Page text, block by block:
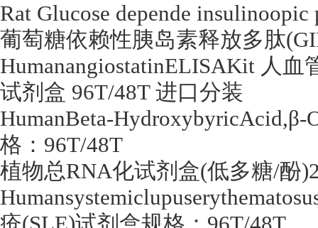
Rat Glucose depende
葡萄糖依赖性胰岛素释放多肽
HumanangiostatinELISAKit 人血
试剂盒 96T/48T 进口分装
HumanBeta-HydroxybyricAcid,β-
格： 96T/48T
植物总RNA化试剂盒(低多糖/酚